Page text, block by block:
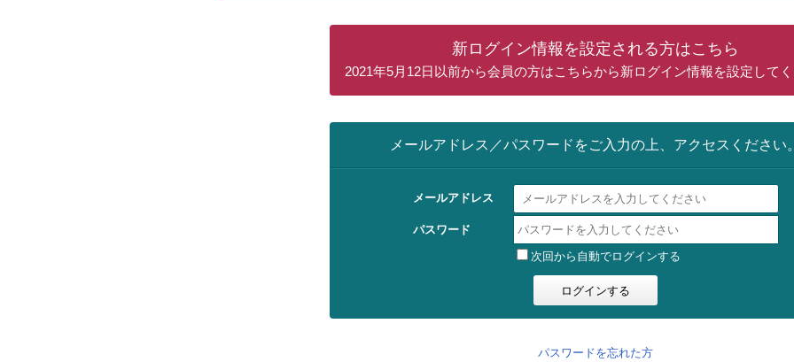
新ログイン情報を設定される方はこちら
2021年5月12日以前から会員の方はこちらから新ログイン情報を設定してく
メールアドレス／パスワードをご入力の上、アクセスください。
メールアドレス
パスワード
次回から自動でログインする
パスワードを忘れた方